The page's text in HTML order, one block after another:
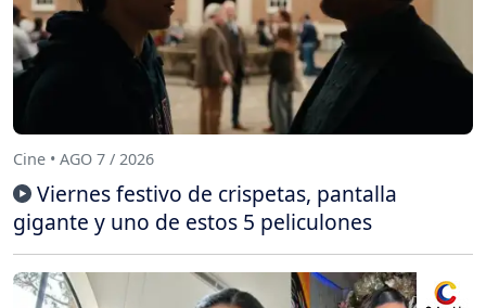
Cine • AGO 7 / 2026
Viernes festivo de crispetas, pantalla
gigante y uno de estos 5 peliculones